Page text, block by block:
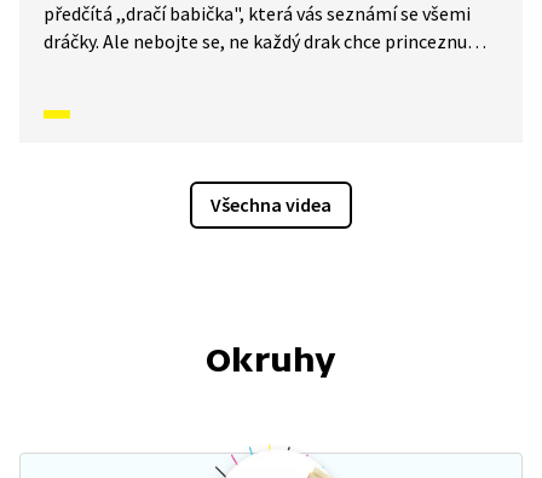
předčítá ,,dračí babička", která vás seznámí se všemi
dráčky. Ale nebojte se, ne každý drak chce princeznu
i do znakové řeči.
Všechna videa
Okruhy